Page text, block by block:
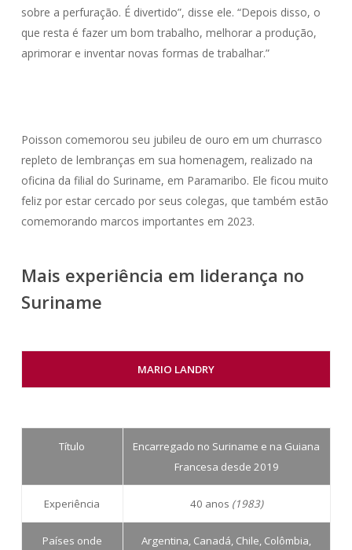
sobre a perfuração. É divertido”, disse ele. “Depois disso, o
que resta é fazer um bom trabalho, melhorar a produção,
aprimorar e inventar novas formas de trabalhar.”
Poisson comemorou seu jubileu de ouro em um churrasco
repleto de lembranças em sua homenagem, realizado na
oficina da filial do Suriname, em Paramaribo. Ele ficou muito
feliz por estar cercado por seus colegas, que também estão
comemorando marcos importantes em 2023.
Mais experiência em liderança no
Suriname
MARIO LANDRY
Título
Encarregado no Suriname e na Guiana
Francesa desde 2019
Experiência 40 anos (1983)
Países onde Argentina, Canadá, Chile, Colômbia,